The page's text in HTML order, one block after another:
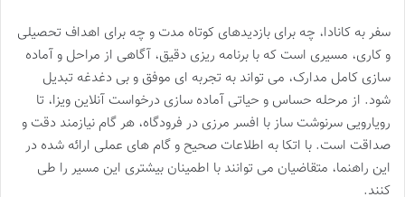
سفر به کانادا، چه برای بازدیدهای کوتاه مدت و چه برای اهداف تحصیلی
و کاری، مسیری است که با برنامه ریزی دقیق، آگاهی از مراحل و آماده
سازی کامل مدارک، می تواند به تجربه ای موفق و بی دغدغه تبدیل
شود. از مرحله حساس و حیاتی آماده سازی درخواست آنلاین ویزا، تا
رویارویی سرنوشت ساز با افسر مرزی در فرودگاه، هر گام نیازمند دقت و
صداقت است. با اتکا به اطلاعات صحیح و گام های عملی ارائه شده در
این راهنما، متقاضیان می توانند با اطمینان بیشتری این مسیر را طی
کنند.